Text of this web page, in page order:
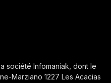
société Infomaniak, dont le
Marziano 1227 Les Acacias